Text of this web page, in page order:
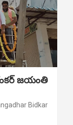
జయంతి
Bidkar